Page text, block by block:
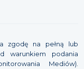
zgodę na pełną lub
warunkiem podania
Mediów).